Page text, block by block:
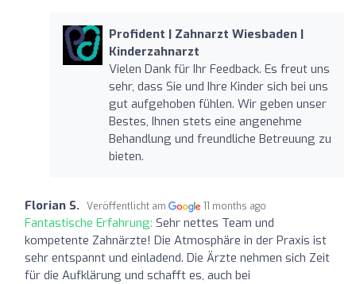
Profident | Zahnarzt Wiesbaden |
Kinderzahnarzt
Vielen Dank für Ihr Feedback. Es freut uns
sehr, dass Sie und Ihre Kinder sich bei uns
gut aufgehoben fühlen. Wir geben unser
Bestes, Ihnen stets eine angenehme
Behandlung und freundliche Betreuung zu
bieten.
Florian S. Veröffentlicht am 11 months ago
Fantastische Erfahrung: Sehr nettes Team und
kompetente Zahnärzte! Die Atmosphäre in der Praxis ist
sehr entspannt und einladend. Die Ärzte nehmen sich Zeit
für die Aufklärung und schafft es, auch bei